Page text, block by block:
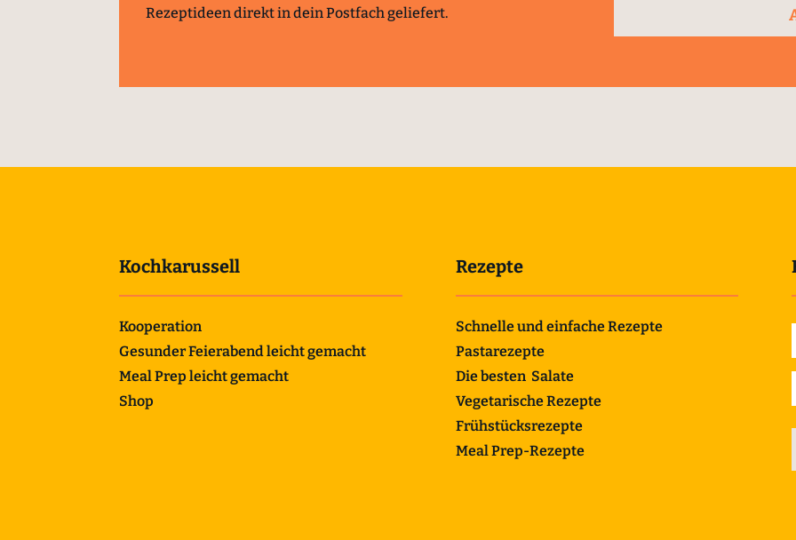
Rezeptideen direkt in dein Postfach geliefert.
Kochkarussell
Kooperation
Gesunder Feierabend leicht gemacht
Meal Prep leicht gemacht
Shop
Rezepte
Schnelle und einfache Rezepte
Pastarezepte
Die besten Salate
Vegetarische Rezepte
Frühstücksrezepte
Meal Prep-Rezepte